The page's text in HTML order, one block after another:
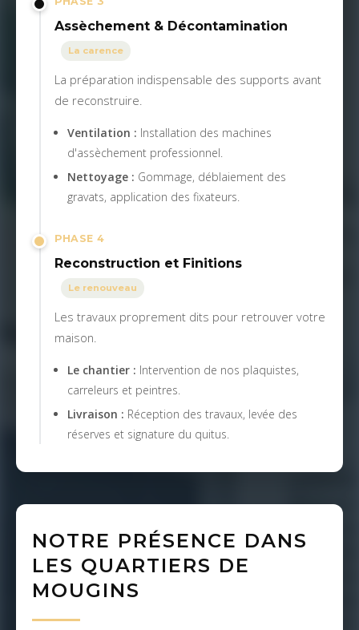
Assèchement & Décontamination
La carence
La préparation indispensable des supports avant
de reconstruire.
Ventilation : Installation des machines
d'assèchement professionnel.
Nettoyage : Gommage, déblaiement des
gravats, application des fixateurs.
PHASE 4
Reconstruction et Finitions
Le renouveau
Les travaux proprement dits pour retrouver votre
maison.
Le chantier : Intervention de nos plaquistes,
carreleurs et peintres.
Livraison : Réception des travaux, levée des
réserves et signature du quitus.
NOTRE PRÉSENCE DANS
LES QUARTIERS DE
MOUGINS